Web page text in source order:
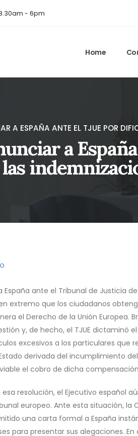
- 6pm
Home
A ESPAÑA ANTE EL TJUE POR
a
ante el Tribunal de Justicia
extremo que los ciudadanos
el Derecho de la Unión Europea.
y, de hecho, el TJUE dictaminó
excesivos a los particulares que
derivada del incumplimiento
el cobro de dicha
resolución, el Ejecutivo español
europeo. Ante esta situación, la
una carta formal a España
para presentar sus alegaciones. En